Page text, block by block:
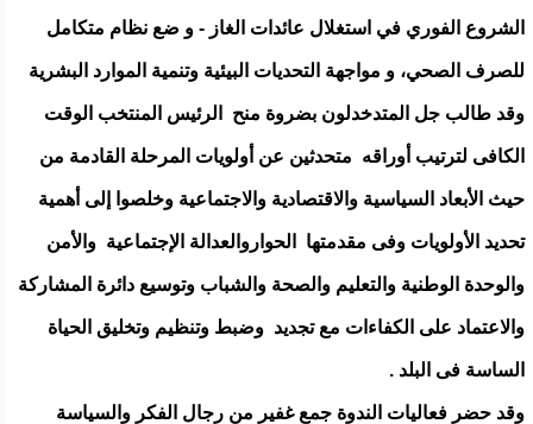
الشروع الفوري في استغلال عائدات الغاز - و ضع نظام متكامل
للصرف الصحي، و مواجهة التحديات البيئية وتنمية الموارد البشرية
وقد طالب جل المتدخدلون بضروة منح الرئيس المنتخب الوقت
الكافى لترتيب أوراقه متحدثين عن أولويات المرحلة القادمة من
حيث الأبعاد السياسية والاقتصادية والاجتماعية وخلصوا إلى أهمية
تحديد الأولويات وفى مقدمتها الحواروالعدالة الإجتماعية والأمن
والوحدة الوطنية والتعليم والصحة والشباب وتوسيع دائرة المشاركة
والاعتماد على الكفاءات مع تجديد وضبط وتنظيم وتخليق الحياة
الساسة فى البلد .
وقد حضر فعاليات الندوة جمع غفير من رجال الفكر والسياسة